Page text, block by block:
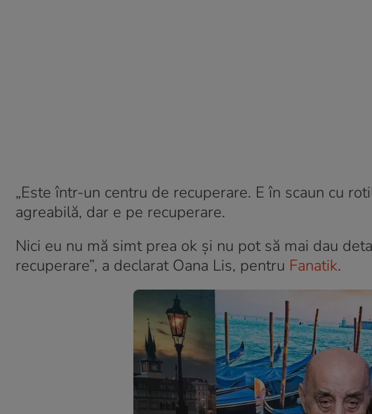
„Este într-un centru de recuperare. E în scaun cu
agreabilă, dar e pe recuperare.
Nici eu nu mă simt prea ok și nu pot să mai dau
recuperare”, a declarat Oana Lis, pentru Fanatik.